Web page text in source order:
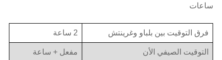
ساعات
فرق التوقيت بين بلباو وغرينتش 2 ساعة
التوقيت الصيفي الأن مفعل + ساعة